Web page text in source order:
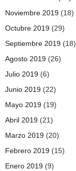
Noviembre 2019 (18)
Octubre 2019 (29)
Septiembre 2019 (18)
Agosto 2019 (26)
Julio 2019 (6)
Junio 2019 (22)
Mayo 2019 (19)
Abril 2019 (21)
Marzo 2019 (20)
Febrero 2019 (15)
Enero 2019 (9)